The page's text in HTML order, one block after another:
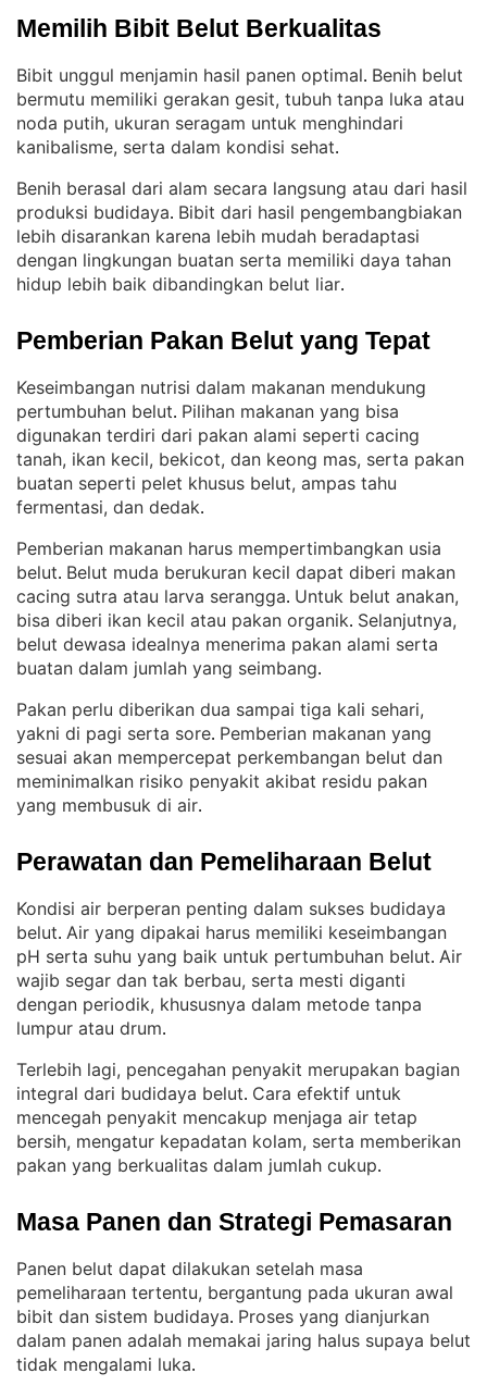
Memilih Bibit Belut Berkualitas
Bibit unggul menjamin hasil panen optimal. Benih belut
bermutu memiliki gerakan gesit, tubuh tanpa luka atau
noda putih, ukuran seragam untuk menghindari
kanibalisme, serta dalam kondisi sehat.
Benih berasal dari alam secara langsung atau dari hasil
produksi budidaya. Bibit dari hasil pengembangbiakan
lebih disarankan karena lebih mudah beradaptasi
dengan lingkungan buatan serta memiliki daya tahan
hidup lebih baik dibandingkan belut liar.
Pemberian Pakan Belut yang Tepat
Keseimbangan nutrisi dalam makanan mendukung
pertumbuhan belut. Pilihan makanan yang bisa
digunakan terdiri dari pakan alami seperti cacing
tanah, ikan kecil, bekicot, dan keong mas, serta pakan
buatan seperti pelet khusus belut, ampas tahu
fermentasi, dan dedak.
Pemberian makanan harus mempertimbangkan usia
belut. Belut muda berukuran kecil dapat diberi makan
cacing sutra atau larva serangga. Untuk belut anakan,
bisa diberi ikan kecil atau pakan organik. Selanjutnya,
belut dewasa idealnya menerima pakan alami serta
buatan dalam jumlah yang seimbang.
Pakan perlu diberikan dua sampai tiga kali sehari,
yakni di pagi serta sore. Pemberian makanan yang
sesuai akan mempercepat perkembangan belut dan
meminimalkan risiko penyakit akibat residu pakan
yang membusuk di air.
Perawatan dan Pemeliharaan Belut
Kondisi air berperan penting dalam sukses budidaya
belut. Air yang dipakai harus memiliki keseimbangan
pH serta suhu yang baik untuk pertumbuhan belut. Air
wajib segar dan tak berbau, serta mesti diganti
dengan periodik, khususnya dalam metode tanpa
lumpur atau drum.
Terlebih lagi, pencegahan penyakit merupakan bagian
integral dari budidaya belut. Cara efektif untuk
mencegah penyakit mencakup menjaga air tetap
bersih, mengatur kepadatan kolam, serta memberikan
pakan yang berkualitas dalam jumlah cukup.
Masa Panen dan Strategi Pemasaran
Panen belut dapat dilakukan setelah masa
pemeliharaan tertentu, bergantung pada ukuran awal
bibit dan sistem budidaya. Proses yang dianjurkan
dalam panen adalah memakai jaring halus supaya belut
tidak mengalami luka.